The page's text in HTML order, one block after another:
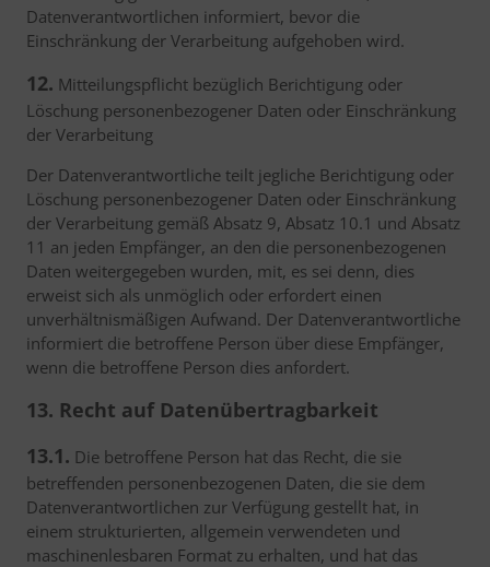
Datenverantwortlichen informiert, bevor die
Einschränkung der Verarbeitung aufgehoben wird.
12. Mitteilungspflicht bezüglich Berichtigung oder
Löschung personenbezogener Daten oder Einschränkung
der Verarbeitung
Der Datenverantwortliche teilt jegliche Berichtigung oder
Löschung personenbezogener Daten oder Einschränkung
der Verarbeitung gemäß Absatz 9, Absatz 10.1 und Absatz
11 an jeden Empfänger, an den die personenbezogenen
Daten weitergegeben wurden, mit, es sei denn, dies
erweist sich als unmöglich oder erfordert einen
unverhältnismäßigen Aufwand. Der Datenverantwortliche
informiert die betroffene Person über diese Empfänger,
wenn die betroffene Person dies anfordert.
13. Recht auf Datenübertragbarkeit
13.1. Die betroffene Person hat das Recht, die sie
betreffenden personenbezogenen Daten, die sie dem
Datenverantwortlichen zur Verfügung gestellt hat, in
einem strukturierten, allgemein verwendeten und
maschinenlesbaren Format zu erhalten, und hat das